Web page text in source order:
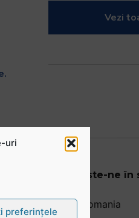
uri
preferințele
Vezi
Urmărește-ne
@rugbyromania